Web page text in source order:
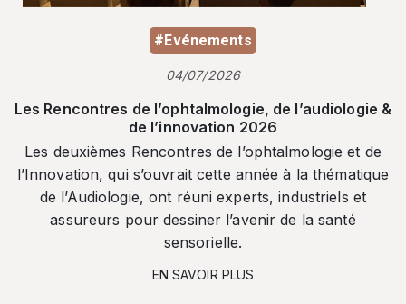
#Evénements
04/07/2026
Les Rencontres de l’ophtalmologie, de l’audiologie &
de l’innovation 2026
Les deuxièmes Rencontres de l’ophtalmologie et de
l’Innovation, qui s’ouvrait cette année à la thématique
de l’Audiologie, ont réuni experts, industriels et
assureurs pour dessiner l’avenir de la santé
sensorielle.
EN SAVOIR PLUS